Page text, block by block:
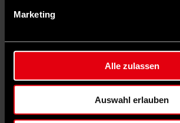
Marketing
Alle zulassen
Auswahl erlauben